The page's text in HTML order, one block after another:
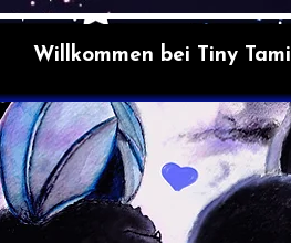
Willkommen bei Tiny Tami